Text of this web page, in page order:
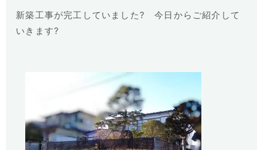
新築工事が完工していました? 今日からご紹介して
いきます?